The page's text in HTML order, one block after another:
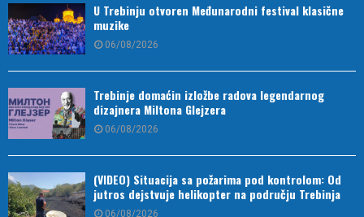
U Trebinju otvoren Međunarodni festival klasične
muzike
06/08/2026
Trebinje domaćin izložbe radova legendarnog
dizajnera Miltona Glejzera
06/08/2026
(VIDEO) Situacija sa požarima pod kontrolom: Od
jutros dejstvuje helikopter na području Trebinja
06/08/2026